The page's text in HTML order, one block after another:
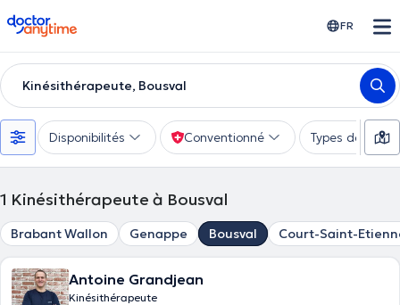
doctoranytime FR
Kinésithérapeute, Bousval
Disponibilités Conventionné Types de
1 Kinésithérapeute à Bousval
Brabant Wallon Genappe Bousval Court-Saint-
Antoine Grandjean
Kinésithérapeute